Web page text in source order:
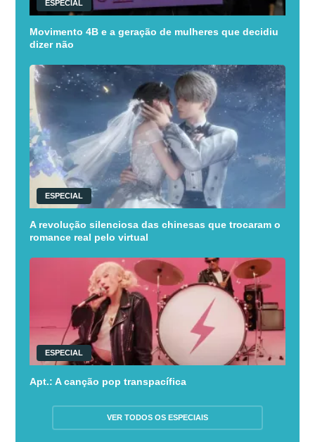
ESPECIAL
Movimento 4B e a geração de mulheres que decidiu
dizer não
ESPECIAL
A revolução silenciosa das chinesas que trocaram o
romance real pelo virtual
ESPECIAL
Apt.: A canção pop transpacífica
VER TODOS OS ESPECIAIS